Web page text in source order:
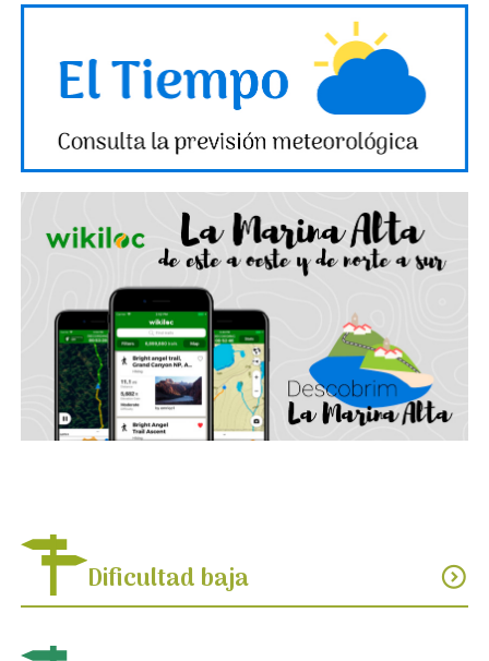
Dificultad baja expand_circle_down